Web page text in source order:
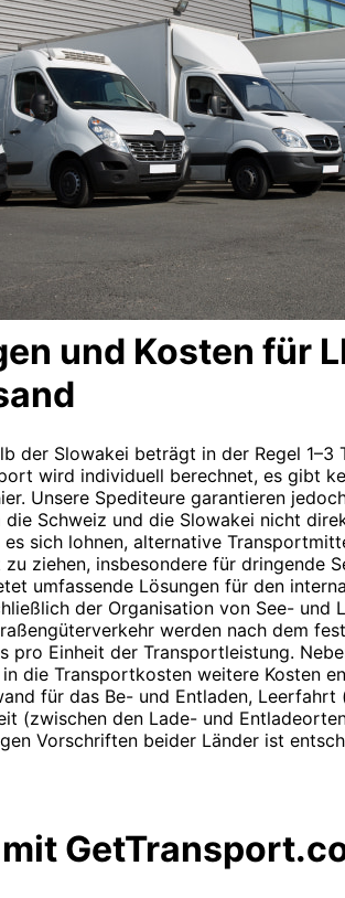
und Kosten für
der Slowakei beträgt in der Regel 1–3
wird individuell berechnet, es gibt
Unsere Spediteure garantieren
die Schweiz und die Slowakei nicht
es sich lohnen, alternative
ziehen, insbesondere für dringende
umfassende Lösungen für den
der Organisation von See- und
werden nach dem
pro Einheit der Transportleistung.
die Transportkosten weitere Kosten
für das Be- und Entladen, Leerfahrt
(zwischen den Lade- und
Vorschriften beider Länder ist